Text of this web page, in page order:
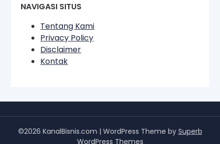
NAVIGASI SITUS
Tentang Kami
Privacy Policy
Disclaimer
Kontak
©2026 KanalBisnis.com | WordPress Theme by Superb
WordPress Themes